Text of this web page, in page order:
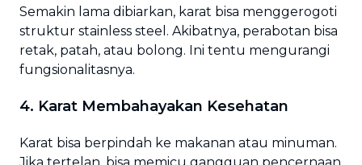
Semakin lama dibiarkan, karat bisa menggerogoti
struktur stainless steel. Akibatnya, perabotan bisa
retak, patah, atau bolong. Ini tentu mengurangi
fungsionalitasnya.
4. Karat Membahayakan Kesehatan
Karat bisa berpindah ke makanan atau minuman.